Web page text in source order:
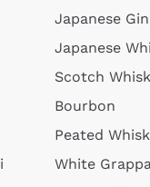
Japanese Gin
Japanese
Scotch
Bourbon
Peated
White